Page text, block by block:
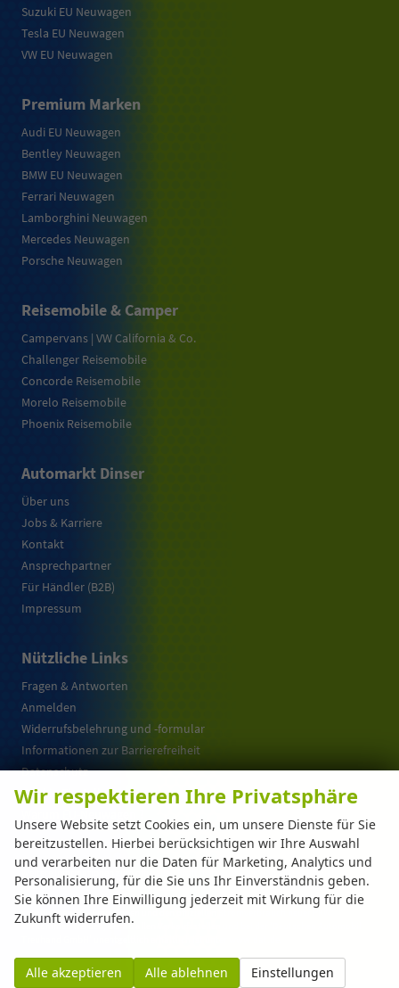
Suzuki EU Neuwagen
Tesla EU Neuwagen
VW EU Neuwagen
Premium Marken
Audi EU Neuwagen
Bentley Neuwagen
BMW EU Neuwagen
Ferrari Neuwagen
Lamborghini Neuwagen
Mercedes Neuwagen
Porsche Neuwagen
Reisemobile & Camper
Campervans | VW California & Co.
Challenger Reisemobile
Concorde Reisemobile
Morelo Reisemobile
Phoenix Reisemobile
Automarkt Dinser
Über uns
Jobs & Karriere
Kontakt
Ansprechpartner
Für Händler (B2B)
Impressum
Nützliche Links
Fragen & Antworten
Anmelden
Widerrufsbelehrung und -formular
Informationen zur Barrierefreiheit
Datenschutz
Cookie-Einstellungen
Weitere Informationen zum offiziellen Kraftstoffverbrauch und zu den offiziellen
spezifischen CO 2 -Emissionen und gegebenenfalls zum Stromverbrauch neuer PKW
können dem 'Leitfaden über den offiziellen Kraftstoffverbrauch, die offiziellen
spezifischen CO 2
-Emissionen und den offiziellen Stromverbrauch neuer PKW'
entnommen werden, der an allen Verkaufsstellen und bei der 'Deutschen Automobil
Wir respektieren Ihre Privatsphäre
Unsere Website setzt Cookies ein, um unsere Dienste für Sie
bereitzustellen. Hierbei berücksichtigen wir Ihre Auswahl
und verarbeiten nur die Daten für Marketing, Analytics und
Personalisierung, für die Sie uns Ihr Einverständnis geben.
Sie können Ihre Einwilligung jederzeit mit Wirkung für die
Zukunft widerrufen.
Alle akzeptieren Alle ablehnen Einstellungen